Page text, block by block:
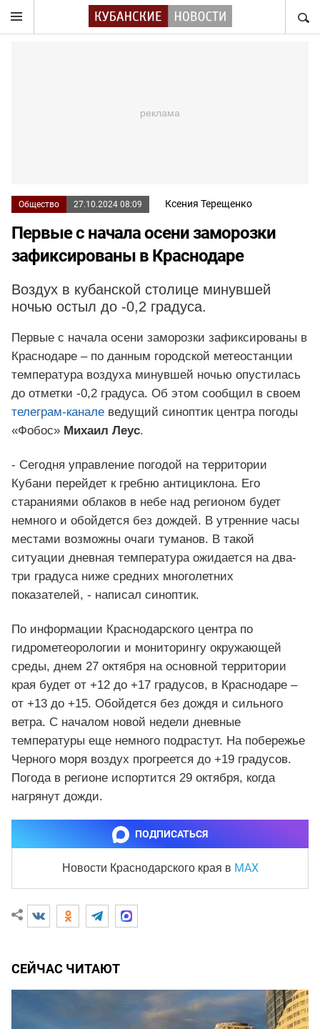
Общество 27.10.2024 08:09 Ксения Терещенко
Первые с начала осени заморозки
зафиксированы в Краснодаре
Воздух в кубанской столице минувшей
ночью остыл до -0,2 градуса.
Первые с начала осени заморозки зафиксированы в
Краснодаре – по данным городской метеостанции
температура воздуха минувшей ночью опустилась
до отметки -0,2 градуса. Об этом сообщил в своем
телеграм-канале ведущий синоптик центра погоды
«Фобос» Михаил Леус.
- Сегодня управление погодой на территории
Кубани перейдет к гребню антициклона. Его
стараниями облаков в небе над регионом будет
немного и обойдется без дождей. В утренние часы
местами возможны очаги туманов. В такой
ситуации дневная температура ожидается на два-
три градуса ниже средних многолетних
показателей, - написал синоптик.
По информации Краснодарского центра по
гидрометеорологии и мониторингу окружающей
среды, днем 27 октября на основной территории
края будет от +12 до +17 градусов, в Краснодаре –
от +13 до +15. Обойдется без дождя и сильного
ветра. С началом новой недели дневные
температуры еще немного подрастут. На побережье
Черного моря воздух прогреется до +19 градусов.
Погода в регионе испортится 29 октября, когда
нагрянут дожди.
ПОДПИСАТЬСЯ
Новости Краснодарского края в MAX
СЕЙЧАС ЧИТАЮТ